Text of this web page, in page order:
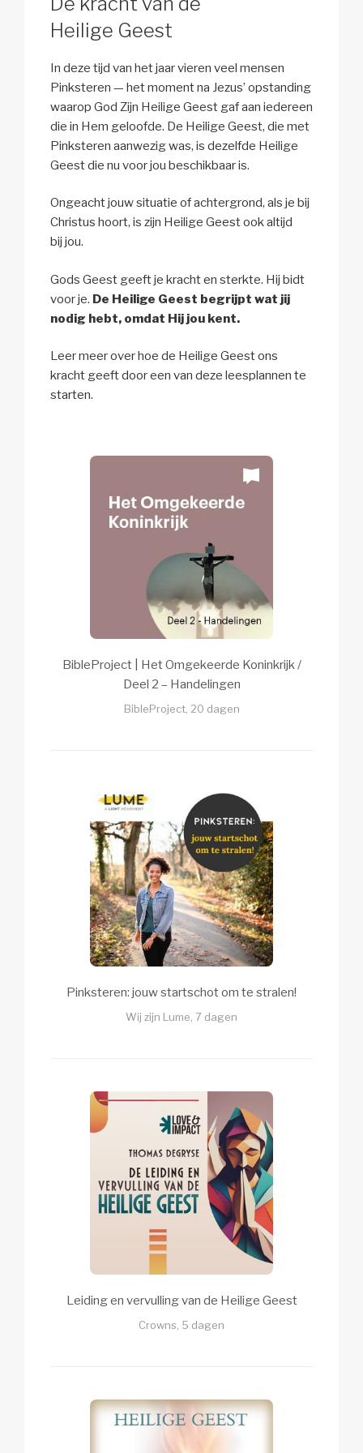
Heilige Geest
In deze tijd van het jaar vieren veel mensen
Pinksteren — het moment na Jezus’ opstanding
waarop God Zijn Heilige Geest gaf aan iedereen
die in Hem geloofde. De Heilige Geest, die met
Pinksteren aanwezig was, is dezelfde Heilige
Geest die nu voor jou beschikbaar is.
Ongeacht jouw situatie of achtergrond, als je bij
Christus hoort, is zijn Heilige Geest ook altijd
bij jou.
Gods Geest geeft je kracht en sterkte. Hij bidt
voor je. De Heilige Geest begrijpt wat jij
nodig hebt, omdat Hij jou kent.
Leer meer over hoe de Heilige Geest ons
kracht geeft door een van deze leesplannen te
starten.
BibleProject | Het Omgekeerde Koninkrijk /
Deel 2 – Handelingen
BibleProject, 20 dagen
Pinksteren: jouw startschot om te stralen!
Wij zijn Lume, 7 dagen
Leiding en vervulling van de Heilige Geest
Crowns, 5 dagen